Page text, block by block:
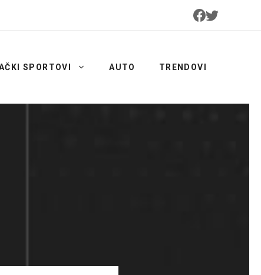
SPORTOVI AUTO TRENDOVI